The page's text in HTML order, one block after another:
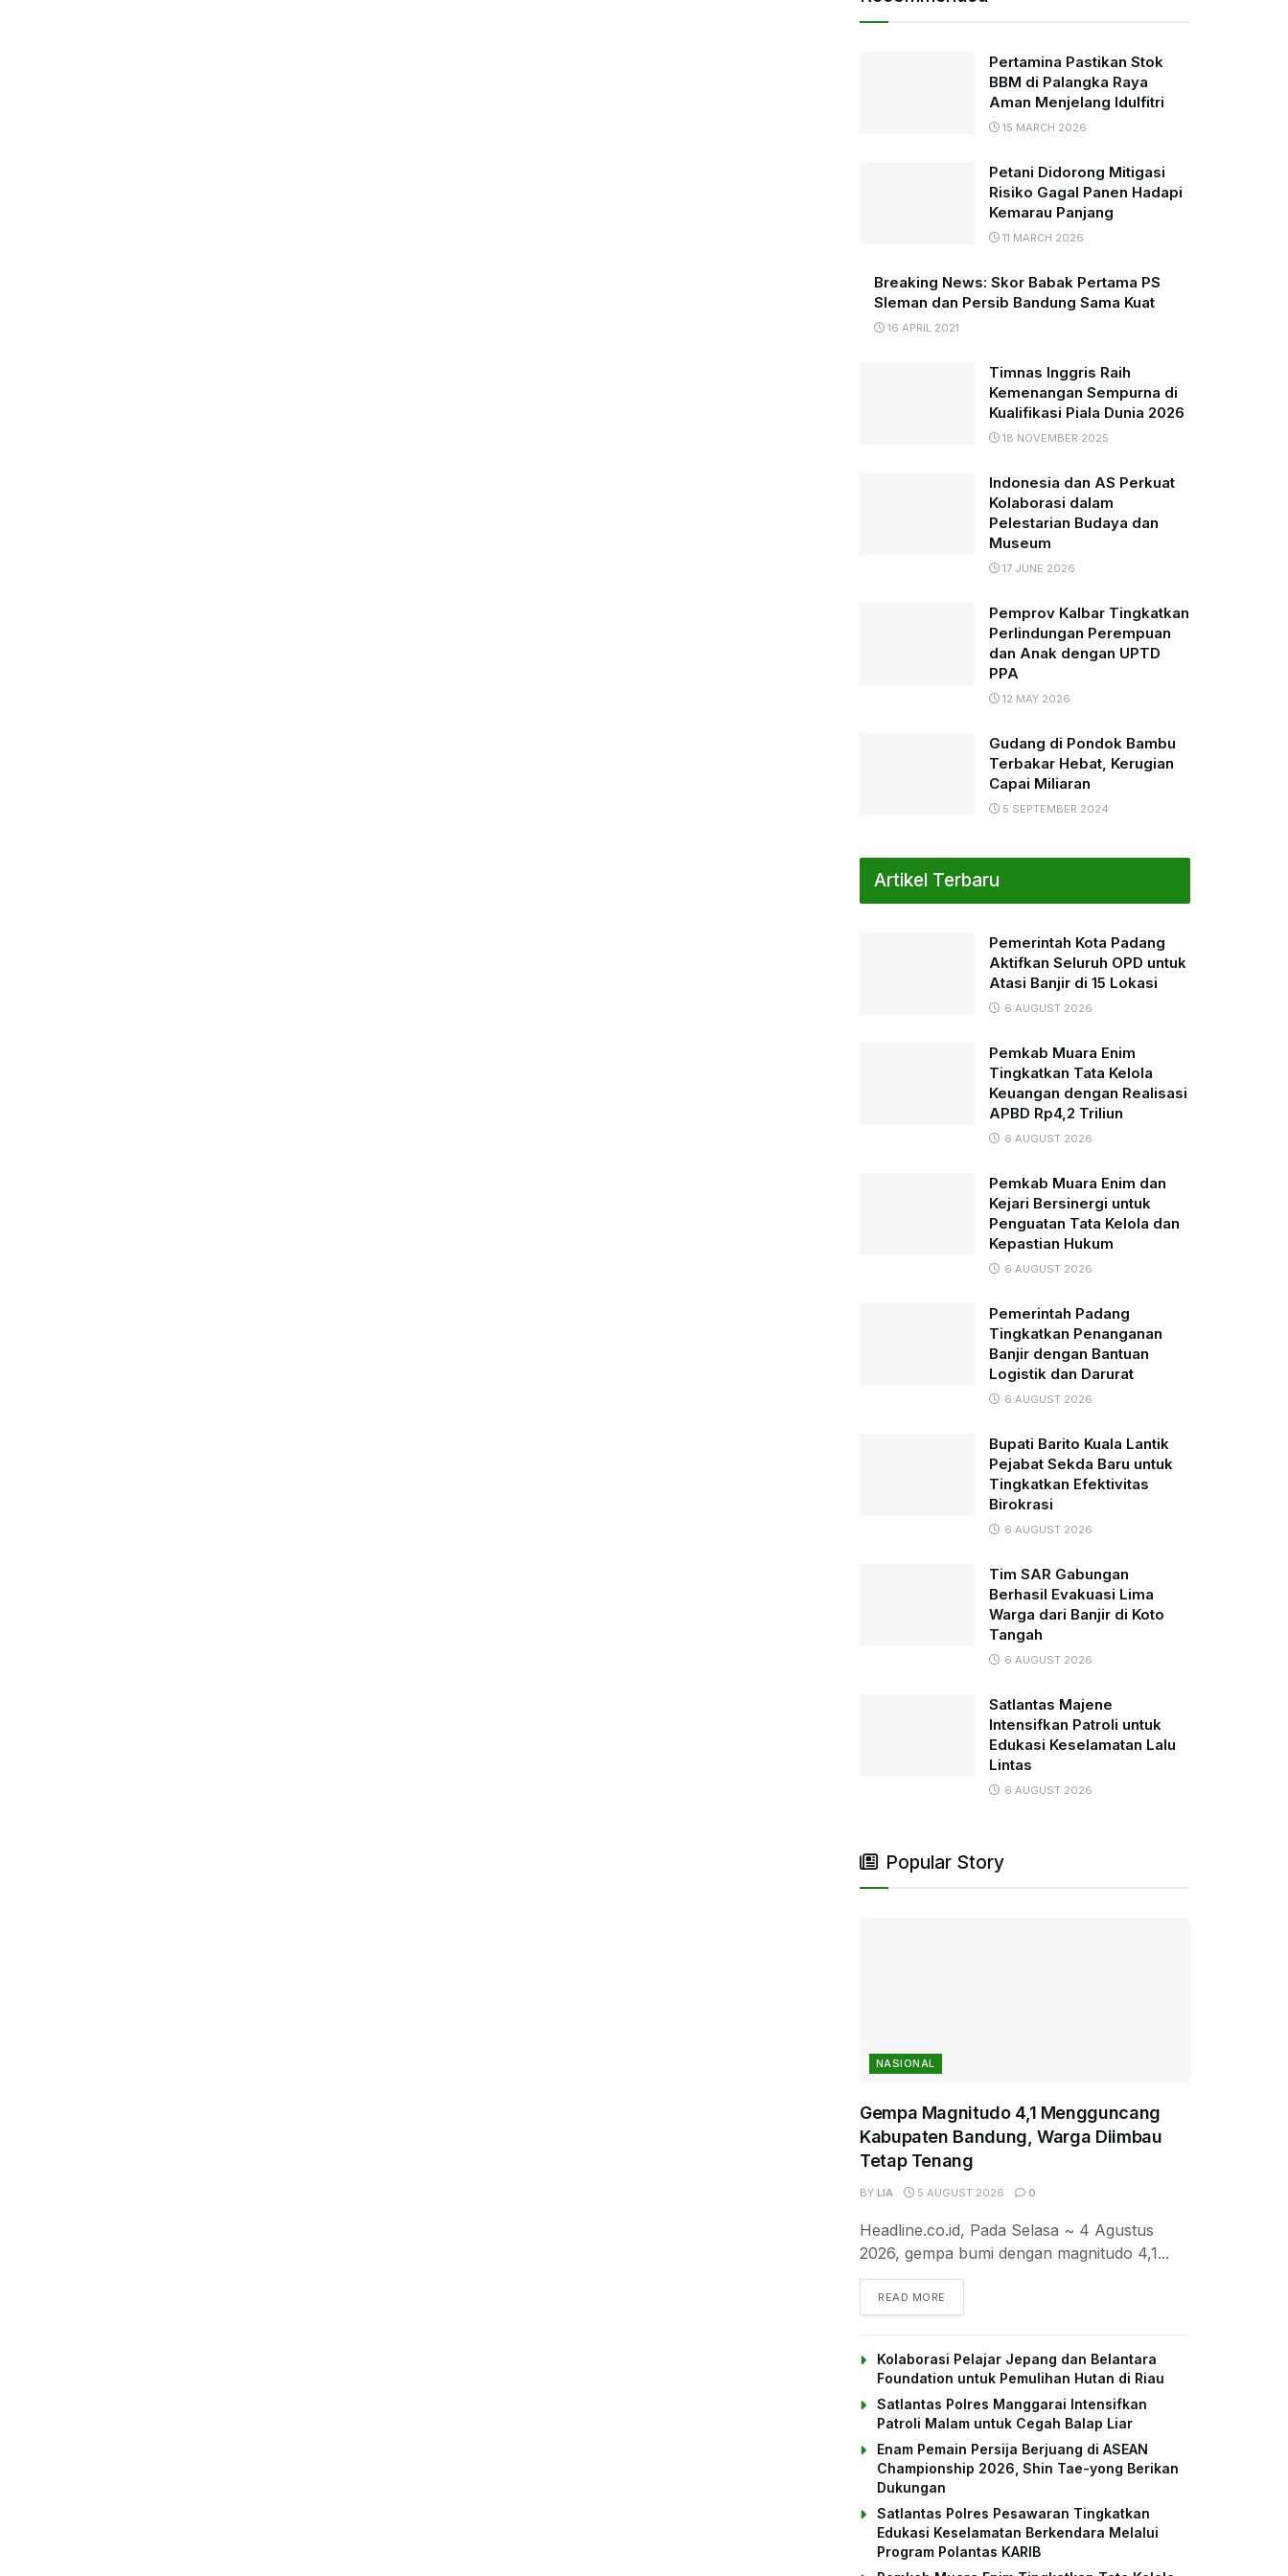
Pertamina Pastikan Stok
BBM di Palangka Raya
Aman Menjelang Idulfitri
15 MARCH 2026
Petani Didorong Mitigasi
Risiko Gagal Panen Hadapi
Kemarau Panjang
11 MARCH 2026
Breaking News: Skor Babak Pertama PS
Sleman dan Persib Bandung Sama Kuat
16 APRIL 2021
Timnas Inggris Raih
Kemenangan Sempurna di
Kualifikasi Piala Dunia 2026
18 NOVEMBER 2025
Indonesia dan AS Perkuat
Kolaborasi dalam
Pelestarian Budaya dan
Museum
17 JUNE 2026
Pemprov Kalbar Tingkatkan
Perlindungan Perempuan
dan Anak dengan UPTD
PPA
12 MAY 2026
Gudang di Pondok Bambu
Terbakar Hebat, Kerugian
Capai Miliaran
5 SEPTEMBER 2024
Artikel Terbaru
Pemerintah Kota Padang
Aktifkan Seluruh OPD untuk
Atasi Banjir di 15 Lokasi
6 AUGUST 2026
Pemkab Muara Enim
Tingkatkan Tata Kelola
Keuangan dengan Realisasi
APBD Rp4,2 Triliun
6 AUGUST 2026
Pemkab Muara Enim dan
Kejari Bersinergi untuk
Penguatan Tata Kelola dan
Kepastian Hukum
6 AUGUST 2026
Pemerintah Padang
Tingkatkan Penanganan
Banjir dengan Bantuan
Logistik dan Darurat
6 AUGUST 2026
Bupati Barito Kuala Lantik
Pejabat Sekda Baru untuk
Tingkatkan Efektivitas
Birokrasi
6 AUGUST 2026
Tim SAR Gabungan
Berhasil Evakuasi Lima
Warga dari Banjir di Koto
Tangah
6 AUGUST 2026
Satlantas Majene
Intensifkan Patroli untuk
Edukasi Keselamatan Lalu
Lintas
6 AUGUST 2026
Popular Story
NASIONAL
Gempa Magnitudo 4,1 Mengguncang
Kabupaten Bandung, Warga Diimbau
Tetap Tenang
BY LIA 5 AUGUST 2026 0
Headline.co.id, Pada Selasa ~ 4 Agustus
2026, gempa bumi dengan magnitudo 4,1...
READ MORE
Kolaborasi Pelajar Jepang dan Belantara
Foundation untuk Pemulihan Hutan di Riau
Satlantas Polres Manggarai Intensifkan
Patroli Malam untuk Cegah Balap Liar
Enam Pemain Persija Berjuang di ASEAN
Championship 2026, Shin Tae-yong Berikan
Dukungan
Satlantas Polres Pesawaran Tingkatkan
Edukasi Keselamatan Berkendara Melalui
Program Polantas KARIB